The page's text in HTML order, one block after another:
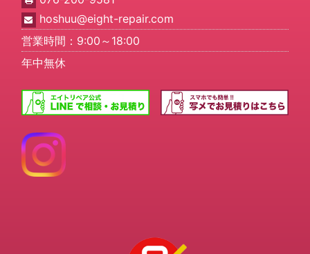
hoshuu@eight-repair.com
営業時間：9:00～18:00
年中無休